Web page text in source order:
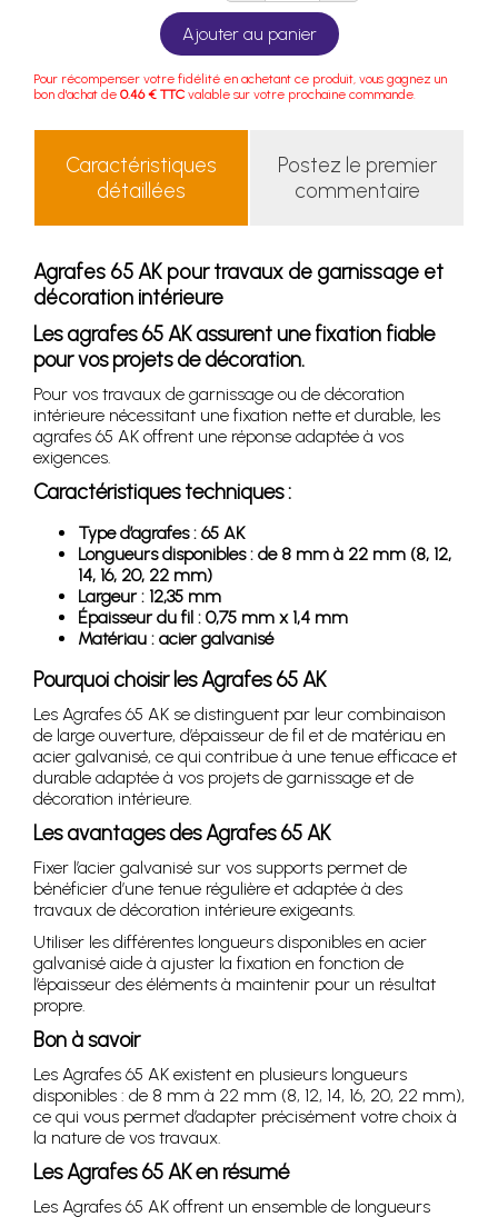
Ajouter au panier
Pour récompenser votre fidélité en achetant ce produit, vous gagnez un
bon d'achat de 0.46 € TTC valable sur votre prochaine commande.
Caractéristiques
détaillées
Postez le premier
commentaire
Agrafes 65 AK pour travaux de garnissage et
décoration intérieure
Les agrafes 65 AK assurent une fixation fiable
pour vos projets de décoration.
Pour vos travaux de garnissage ou de décoration
intérieure nécessitant une fixation nette et durable, les
agrafes 65 AK offrent une réponse adaptée à vos
exigences.
Caractéristiques techniques :
Type d’agrafes : 65 AK
Longueurs disponibles : de 8 mm à 22 mm (8, 12,
14, 16, 20, 22 mm)
Largeur : 12,35 mm
Épaisseur du fil : 0,75 mm x 1,4 mm
Matériau : acier galvanisé
Pourquoi choisir les Agrafes 65 AK
Les Agrafes 65 AK se distinguent par leur combinaison
de large ouverture, d’épaisseur de fil et de matériau en
acier galvanisé, ce qui contribue à une tenue efficace et
durable adaptée à vos projets de garnissage et de
décoration intérieure.
Les avantages des Agrafes 65 AK
Fixer l’acier galvanisé sur vos supports permet de
bénéficier d’une tenue régulière et adaptée à des
travaux de décoration intérieure exigeants.
Utiliser les différentes longueurs disponibles en acier
galvanisé aide à ajuster la fixation en fonction de
l’épaisseur des éléments à maintenir pour un résultat
propre.
Bon à savoir
Les Agrafes 65 AK existent en plusieurs longueurs
disponibles : de 8 mm à 22 mm (8, 12, 14, 16, 20, 22 mm),
ce qui vous permet d’adapter précisément votre choix à
la nature de vos travaux.
Les Agrafes 65 AK en résumé
Les Agrafes 65 AK offrent un ensemble de longueurs